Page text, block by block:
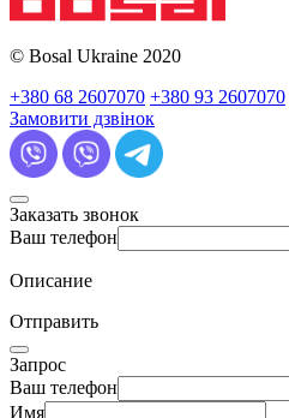
© Bosal Ukraine 2020
+380 68 2607070 +380 93 2607070
Замовити дзвінок
Заказать звонок
Ваш телефон
Описание
Отправить
Запрос
Ваш телефон
Имя